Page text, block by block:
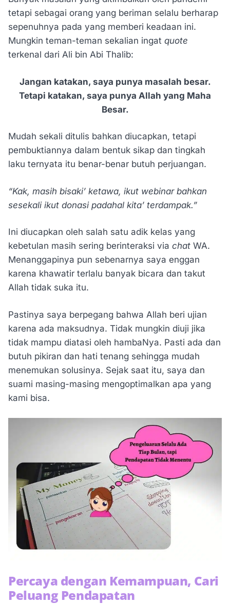
tetapi sebagai orang yang beriman selalu berharap
sepenuhnya pada yang memberi keadaan ini.
Mungkin teman-teman sekalian ingat quote
terkenal dari Ali bin Abi Thalib:
Jangan katakan, saya punya masalah besar.
Tetapi katakan, saya punya Allah yang Maha
Besar.
Mudah sekali ditulis bahkan diucapkan, tetapi
pembuktiannya dalam bentuk sikap dan tingkah
laku ternyata itu benar-benar butuh perjuangan.
“Kak, masih bisaki’ ketawa, ikut webinar bahkan
sesekali ikut donasi padahal kita’ terdampak.”
Ini diucapkan oleh salah satu adik kelas yang
kebetulan masih sering berinteraksi via chat WA.
Menanggapinya pun sebenarnya saya enggan
karena khawatir terlalu banyak bicara dan takut
Allah tidak suka itu.
Pastinya saya berpegang bahwa Allah beri ujian
karena ada maksudnya. Tidak mungkin diuji jika
tidak mampu diatasi oleh hambaNya. Pasti ada dan
butuh pikiran dan hati tenang sehingga mudah
menemukan solusinya. Sejak saat itu, saya dan
suami masing-masing mengoptimalkan apa yang
kami bisa.
Percaya dengan Kemampuan, Cari
Peluang Pendapatan